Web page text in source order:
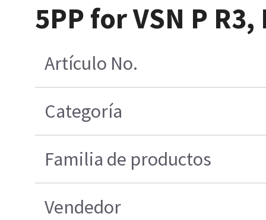
5PP for VSN P R3,
Artículo No.
Categoría
Familia de productos
Vendedor